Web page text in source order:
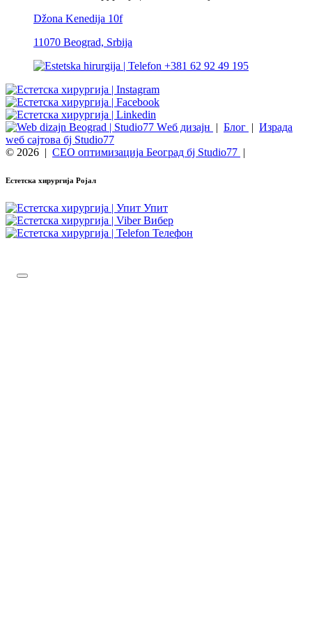
Džona Kenedija 10f
11070 Beograd, Srbija
+381 62 92 49 195
Wеб дизајн | Блог | Израда
wеб сајтова бј Studio77
© 2026 | СЕО оптимизација Београд бј Studio77 |
Естетска хирургија Ројал
Упит
Вибер
Телефон